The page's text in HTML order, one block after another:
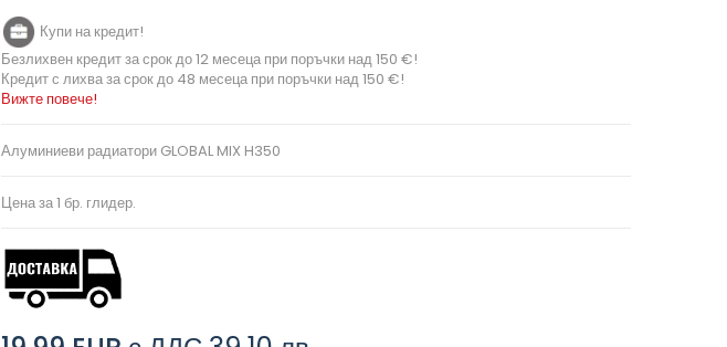
Купи на кредит!
Безлихвен кредит за срок до 12 месеца при поръчки над 150 €!
Кредит с лихва за срок до 48 месеца при поръчки над 150 €!
Вижте повече!
Алуминиеви радиатори GLOBAL MIX H350
Цена за 1 бр. глидер.